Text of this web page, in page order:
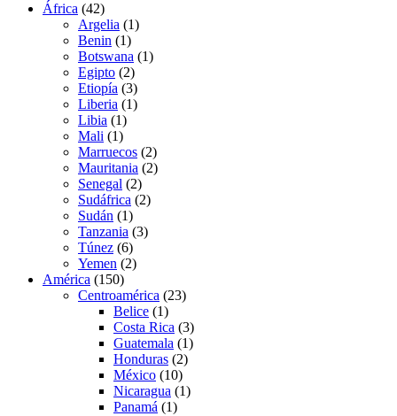
África (42)
Argelia (1)
Benin (1)
Botswana (1)
Egipto (2)
Etiopía (3)
Liberia (1)
Libia (1)
Mali (1)
Marruecos (2)
Mauritania (2)
Senegal (2)
Sudáfrica (2)
Sudán (1)
Tanzania (3)
Túnez (6)
Yemen (2)
América (150)
Centroamérica (23)
Belice (1)
Costa Rica (3)
Guatemala (1)
Honduras (2)
México (10)
Nicaragua (1)
Panamá (1)